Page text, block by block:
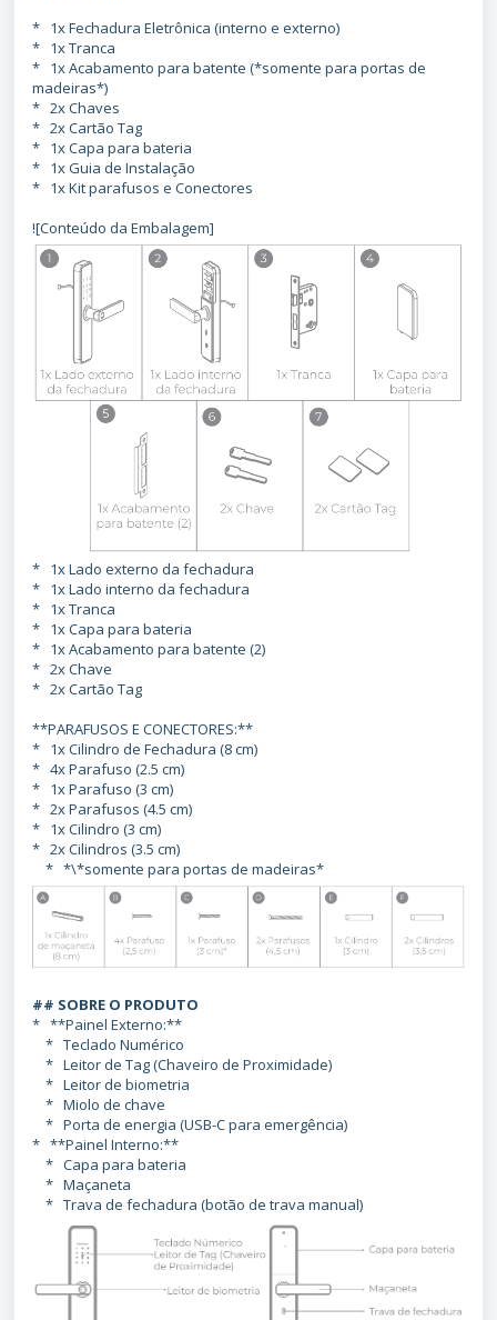
* 1x Fechadura Eletrônica (interno e externo)
* 1x Tranca
* 1x Acabamento para batente (*somente para portas de
madeiras*)
* 2x Chaves
* 2x Cartão Tag
* 1x Capa para bateria
* 1x Guia de Instalação
* 1x Kit parafusos e Conectores
![Conteúdo da Embalagem]
* 1x Lado externo da fechadura
* 1x Lado interno da fechadura
* 1x Tranca
* 1x Capa para bateria
* 1x Acabamento para batente (2)
* 2x Chave
* 2x Cartão Tag
**PARAFUSOS E CONECTORES:**
* 1x Cilindro de Fechadura (8 cm)
* 4x Parafuso (2.5 cm)
* 1x Parafuso (3 cm)
* 2x Parafusos (4.5 cm)
* 1x Cilindro (3 cm)
* 2x Cilindros (3.5 cm)
* *\*somente para portas de madeiras*
## SOBRE O PRODUTO
* **Painel Externo:**
* Teclado Numérico
* Leitor de Tag (Chaveiro de Proximidade)
* Leitor de biometria
* Miolo de chave
* Porta de energia (USB-C para emergência)
* **Painel Interno:**
* Capa para bateria
* Maçaneta
* Trava de fechadura (botão de trava manual)